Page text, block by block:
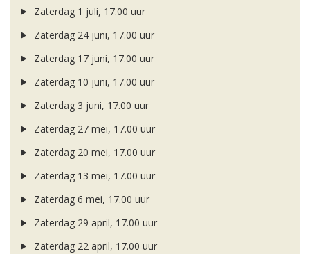
Zaterdag 1 juli, 17.00 uur
Zaterdag 24 juni, 17.00 uur
Zaterdag 17 juni, 17.00 uur
Zaterdag 10 juni, 17.00 uur
Zaterdag 3 juni, 17.00 uur
Zaterdag 27 mei, 17.00 uur
Zaterdag 20 mei, 17.00 uur
Zaterdag 13 mei, 17.00 uur
Zaterdag 6 mei, 17.00 uur
Zaterdag 29 april, 17.00 uur
Zaterdag 22 april, 17.00 uur